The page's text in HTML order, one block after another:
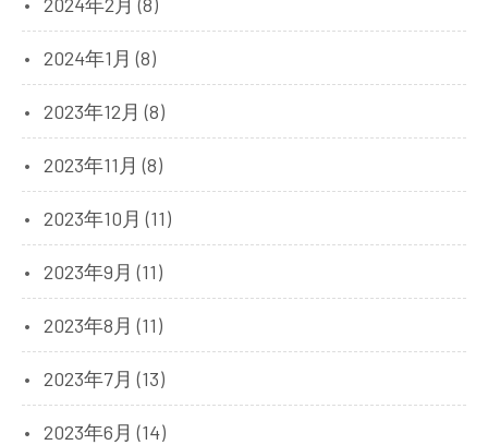
2024年1月 (8)
2023年12月 (8)
2023年11月 (8)
2023年10月 (11)
2023年9月 (11)
2023年8月 (11)
2023年7月 (13)
2023年6月 (14)